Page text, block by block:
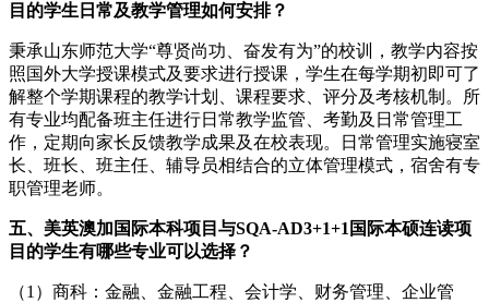
目的学生日常及教学管理如何安排？
秉承山东师范大学“尊贤尚功、奋发有为”的校训，教学内容按
照国外大学授课模式及要求进行授课，学生在每学期初即可了
解整个学期课程的教学计划、课程要求、评分及考核机制。所
有专业均配备班主任进行日常教学监管、考勤及日常管理工
作，定期向家长反馈教学成果及在校表现。日常管理实施寝室
长、班长、班主任、辅导员相结合的立体管理模式，宿舍有专
职管理老师。
五、美英澳加国际本科项目与SQA-AD3+1+1国际本硕连读项
目的学生有哪些专业可以选择？
（1）商科：金融、金融工程、会计学、财务管理、企业管